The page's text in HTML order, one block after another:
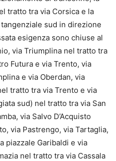
tratto tra via Corsica e la
sud in direzione
esigenza sono chiuse al
via Triumplina nel tratto tra
Futura e via Trento, via
e via Oberdan, via
tratto tra via Trento e via
sud) nel tratto tra via San
via Salvo D’Acquisto
via Pastrengo, via Tartaglia,
piazzale Garibaldi e via
nel tratto tra via Cassala